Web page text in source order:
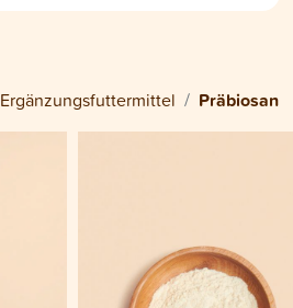
Ergänzungsfuttermittel Präbiosan